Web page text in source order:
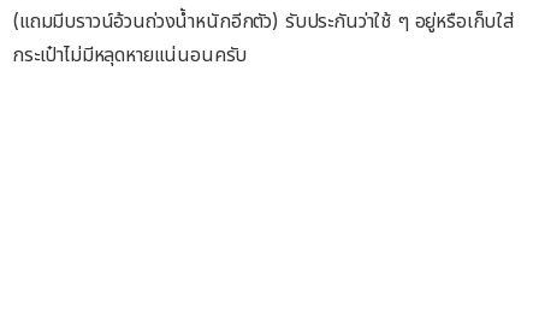
(แถมมีบราวน์อ้วนถ่วงน้ำหนักอีกตัว) รับประกันว่าใช้ ๆ อยู่หรือเก็บใส่
กระเป๋าไม่มีหลุดหายแน่นอนครับ